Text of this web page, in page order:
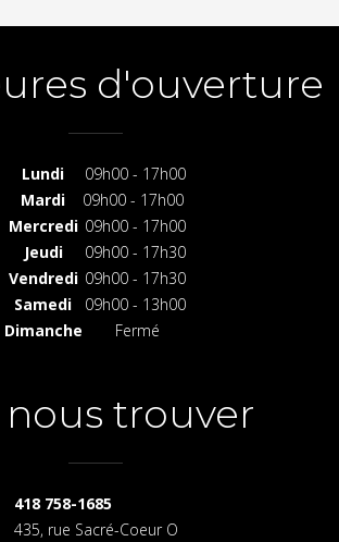
d'ouverture
Lundi
09h00 - 17h00
Mardi
09h00 - 17h00
Mercredi 09h00 - 17h00
Jeudi
09h00 - 17h30
Vendredi 09h00 - 17h30
Samedi
09h00 - 13h00
Dimanche
Fermé
trouver
418 758-1685
435, rue Sacré-Coeur O